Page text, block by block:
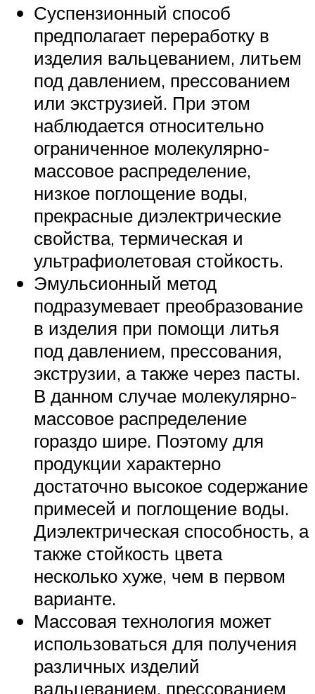
Суспензионный способ
предполагает переработку в
изделия вальцеванием, литьем
под давлением, прессованием
или экструзией. При этом
наблюдается относительно
ограниченное молекулярно-
массовое распределение,
низкое поглощение воды,
прекрасные диэлектрические
свойства, термическая и
ультрафиолетовая стойкость.
Эмульсионный метод
подразумевает преобразование
в изделия при помощи литья
под давлением, прессования,
экструзии, а также через пасты.
В данном случае молекулярно-
массовое распределение
гораздо шире. Поэтому для
продукции характерно
достаточно высокое содержание
примесей и поглощение воды.
Диэлектрическая способность, а
также стойкость цвета
несколько хуже, чем в первом
варианте.
Массовая технология может
использоваться для получения
различных изделий
вальцеванием, прессованием